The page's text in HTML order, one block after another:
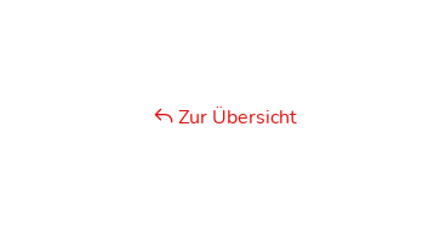
Zur Übersicht